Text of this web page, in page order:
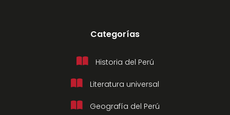
Categorías
Historia del Perú
Literatura universal
Geografía del Perú